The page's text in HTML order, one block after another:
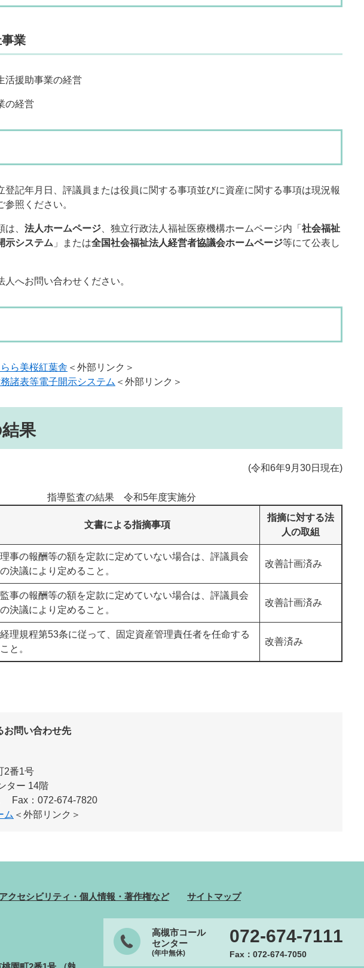
業
活援助事業の経営
の経営
登記年月日、評議員または役員に関する事項並びに資産に関する事項は現況報
照ください。
、 法人ホームページ 、独立行政法人福祉医療機構ホームページ内「 社会福祉
示システム 」または全国社会福祉法人経営者協議会ホームページ等にて公表し
へお問い合わせください。
ら美桜紅葉舎 ＜外部リンク＞
諸表等電子開示システム ＜外部リンク＞
果
(令和6年9月30日現在)
指導監査の結果 令和5年度実施分
文書による指摘事項
指摘に対する法
人の取組
理事の報酬等の額を定款に定めていない場合は、評議員会
の決議により定めること。
​改善計画済み
監事の報酬等の額を定款に定めていない場合は、評議員会
の決議により定めること。
改善計画済み
経理規程第53条に従って、固定資産管理責任者を任命する
こと。
改善済み
お問い合わせ先
2番1号
ター 14階
Fax：072-674-7820
ム ＜外部リンク＞
アクセシビリティ・個人情報・著作権など サイトマップ
高槻市コール
センター
(年中無休)
072-674-7111
Fax：072-674-7050